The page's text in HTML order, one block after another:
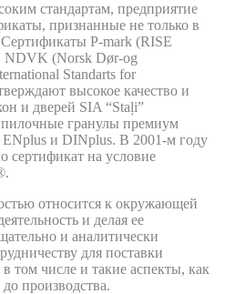
стандартам, предприятие
признанные не только в
P-mark (RISE
NDVK (Norsk Dør-og
Standarts for
высокое качество и
и дверей SIA “Staļi”
гранулы премиум
и DINplus. В 2001-м году
сертификат на условие
относится к окружающей
и делая ее
и аналитически
для поставки
том числе и такие аспекты, как
производства.